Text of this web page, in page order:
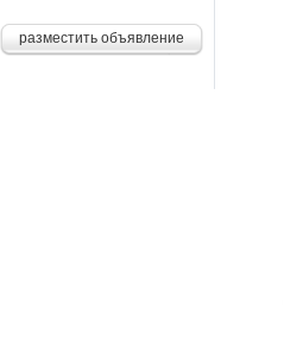
разместить объявление